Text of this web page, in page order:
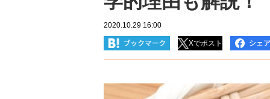
2020.10.29 16:00
Xでポスト